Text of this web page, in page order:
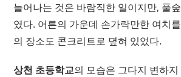
늘어나는 것은 바람직한 일이지만, 풀
였다. 어른의 가운데 손가락만한 여치
의 장소도 콘크리트로 뎦혀 있었다.
상천 초등학교의 모습은 그다지 변하